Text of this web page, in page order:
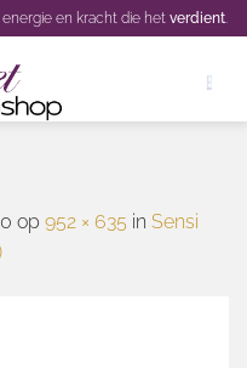
en kracht die het verdient.
op 952 × 635 in Sensi